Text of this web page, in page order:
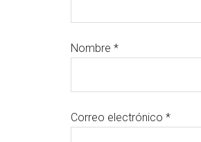
Nombre *
Correo electrónico *